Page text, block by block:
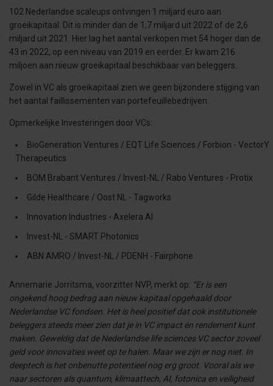
102 Nederlandse scaleups ontvingen 1 miljard euro aan
groeikapitaal. Dit is minder dan de 1,7 miljard uit 2022 of de 2,6
miljard uit 2021. Hier lag het aantal verkopen met 54 hoger dan de
43 in 2022, op een niveau van 2019 en eerder. Er kwam 216
miljoen aan nieuw groeikapitaal beschikbaar van beleggers.
Zowel in VC als groeikapitaal zien we geen bijzondere stijging van
het aantal faillissementen van portefeuillebedrijven.
Opmerkelijke Investeringen door VCs:
BioGeneration Ventures / EQT Life Sciences / Forbion - VectorY
Therapeutics
BOM Brabant Ventures / Invest-NL / Rabo Ventures - Protix
Gilde Healthcare / Oost NL - Tagworks
Innovation Industries - Axelera AI
Invest-NL - SMART Photonics
ABN AMRO / Invest-NL / PDENH - Fairphone
Annemarie Jorritsma, voorzitter NVP, merkt op: “Er is een
ongekend hoog bedrag aan nieuw kapitaal opgehaald door
Nederlandse VC fondsen. Het is heel positief dat ook institutionele
beleggers steeds meer zien dat je in VC impact én rendement kunt
maken. Geweldig dat de Nederlandse life sciences VC sector zoveel
geld voor innovaties weet op te halen. Maar we zijn er nog niet. In
deeptech is het onbenutte potentieel nog erg groot. Vooral als we
naar sectoren als quantum, klimaattech, AI, fotonica en veiligheid